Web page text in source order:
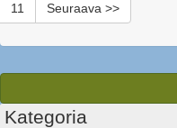
11 Seuraava >>
Kategoria